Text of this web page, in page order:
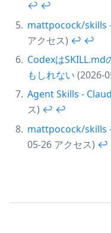
↩︎ ↩︎
mattpocock/skills
アクセス) ↩︎ ↩︎
CodexはSKILL.md
もしれない (2026-
Agent Skills -
ス) ↩︎ ↩︎
mattpocock/skills
05-26 アクセス) ↩︎